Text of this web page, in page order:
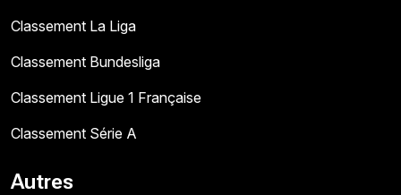
Classement La Liga
Classement Bundesliga
Classement Ligue 1 Française
Classement Série A
Autres